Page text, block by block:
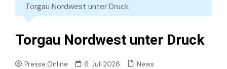
Torgau Nordwest unter Druck
Torgau Nordwest unter Druck
Presse.Online 6. Juli 2026 News